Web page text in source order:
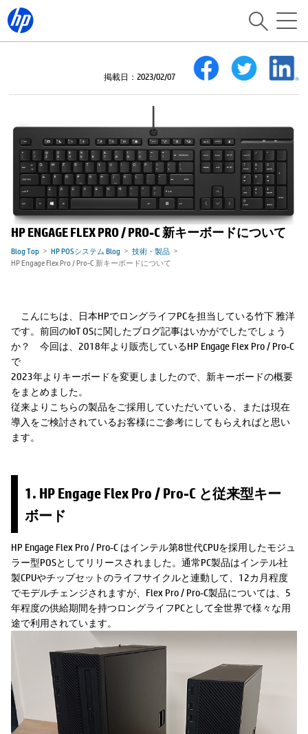
掲載日：2023/02/07
HP ENGAGE FLEX PRO / PRO-C 新キーボードについて
Blog Top HP POSシステム Blog
技術・製品
HP Engage Flex Pro / Pro-C 新キーボードについて
こんにちは、日本HPでロングライフPCを担当している竹下 雅洋
です。前回のIoT OSに関したブログ記事はいかがでしたでしょう
か？ 今回は、2018年より販売しているHP Engage Flex Pro / Pro-C
で
2023年よりキーボードを変更しましたので、新キーボードの概要
をまとめました。
従来よりこちらの製品をご採用していただいている、または現在
導入をご検討されているお客様にご参考にしてもらえればと思い
ます。
1. HP Engage Flex Pro / Pro-C と従来型キー
ボード
HP Engage Flex Pro / Pro-C はインテル第8世代CPUを採用したモジュ
ラー型POSとしてリリースされました。通常PC製品はインテル社
製CPUやチップセットのライフサイクルと連動して、12カ月程度
でモデルチェンジされますが、Flex Pro / Pro-C製品については、5
年程度の供給期間を持つロングライフPCとして全世界で様々な用
途で利用されています。